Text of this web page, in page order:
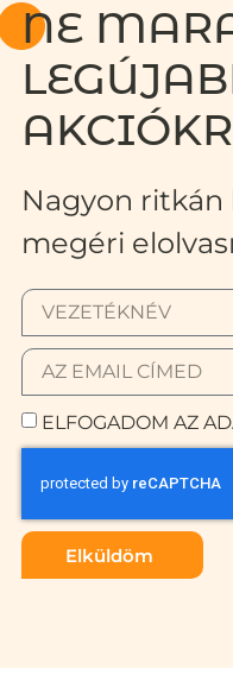
NE
Nagyon ritkán
megéri
ELFOGADOM AZ
Elküldöm